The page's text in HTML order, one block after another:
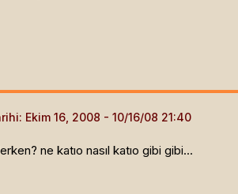
Ekim 16, 2008
ne katıo nasıl katıo gibi gibi...